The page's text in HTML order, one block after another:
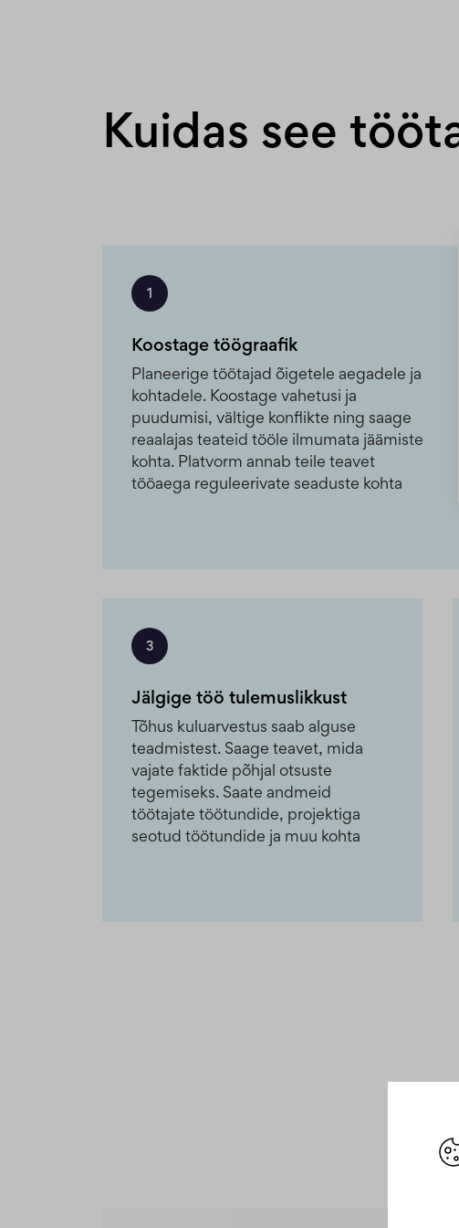
Kuidas see
1
Koostage töögraafik
Planeerige töötajad õigetele aegadele ja
kohtadele. Koostage vahetusi ja
puudumisi, vältige konflikte ning saage
reaalajas teateid tööle ilmumata jäämiste
kohta. Platvorm annab teile teavet
tööaega reguleerivate seaduste kohta
3
Jälgige töö tulemuslikkust
Tõhus kuluarvestus saab alguse
teadmistest. Saage teavet, mida
vajate faktide põhjal otsuste
tegemiseks. Saate andmeid
töötajate töötundide, projektiga
seotud töötundide ja muu kohta